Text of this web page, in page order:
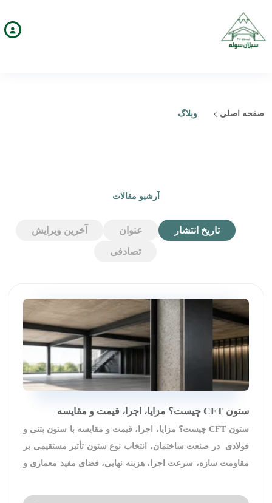
صفحه اصلی وبلاگ
آرشیو مقالات
تاریخ انتشار عنوان آخرین ویرایش
تصادفی
ستون CFT چیست؟ مزایا، اجرا، قیمت و مقایسه
ستون CFT چیست؟ مزایا، اجرا، قیمت و مقایسه با ستون بتنی و
فولادی در صنعت ساختمان، انتخاب نوع ستون تأثیر مستقیمی بر
مقاومت سازه، سرعت اجرا، هزینه نهایی، فضای مفید معماری و
استفاده از سیستم‌های سازه‌ای مرکب رشد زیادی پیدا کرده